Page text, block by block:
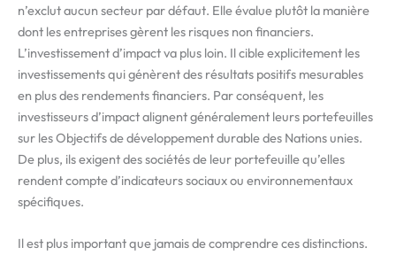
n’exclut aucun secteur par défaut. Elle évalue plutôt la manière
dont les entreprises gèrent les risques non financiers.
L’investissement d’impact va plus loin. Il cible explicitement les
investissements qui génèrent des résultats positifs mesurables
en plus des rendements financiers. Par conséquent, les
investisseurs d’impact alignent généralement leurs portefeuilles
sur les Objectifs de développement durable des Nations unies.
De plus, ils exigent des sociétés de leur portefeuille qu’elles
rendent compte d’indicateurs sociaux ou environnementaux
spécifiques.
Il est plus important que jamais de comprendre ces distinctions.